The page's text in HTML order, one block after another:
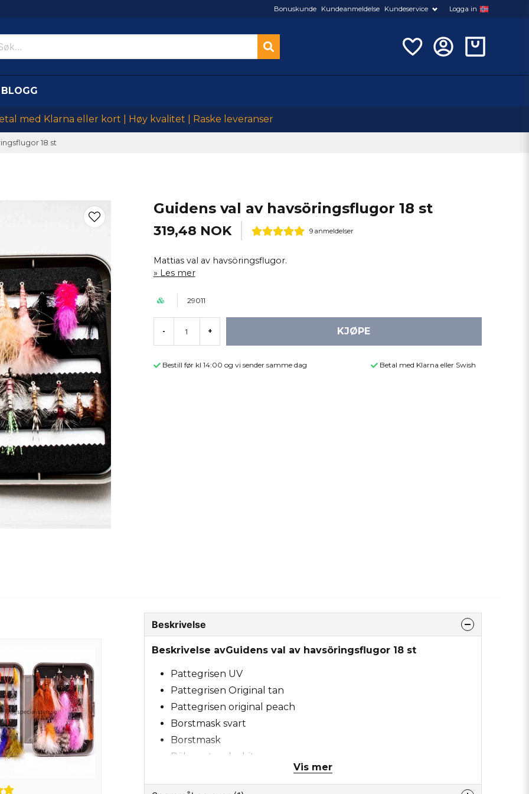
Bonuskunde Kundeanmeldelse Kundeservice Logga in
BLOGG
med Klarna eller kort | Høy kvalitet | Raske leveranser
18 st
Guidens val av havsöringsflugor 18 st
319,48 NOK 9 anmeldelser
Mattias val av havsöringsflugor.
Les mer
29011
- + KJØPE
Bestill før kl 14:00 og vi sender samme dag Betal med Klarna eller Swish
Beskrivelse
Beskrivelse avGuidens val av havsöringsflugor 18 st
Pattegrisen UV
Pattegrisen Original tan
Pattegrisen original peach
Borstmask svart
Borstmask
Räka natural white
Vaskebjørnen
Vis mer